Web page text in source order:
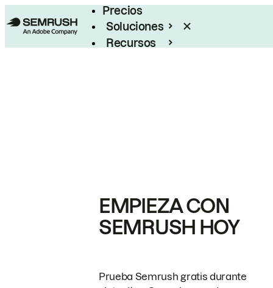
Precios
Soluciones
Recursos
EMPIEZA CON
SEMRUSH HOY
Prueba Semrush gratis durante